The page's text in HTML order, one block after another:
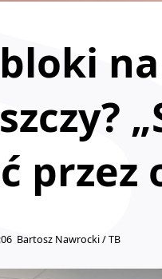
przez
Bartosz Nawrocki / TB